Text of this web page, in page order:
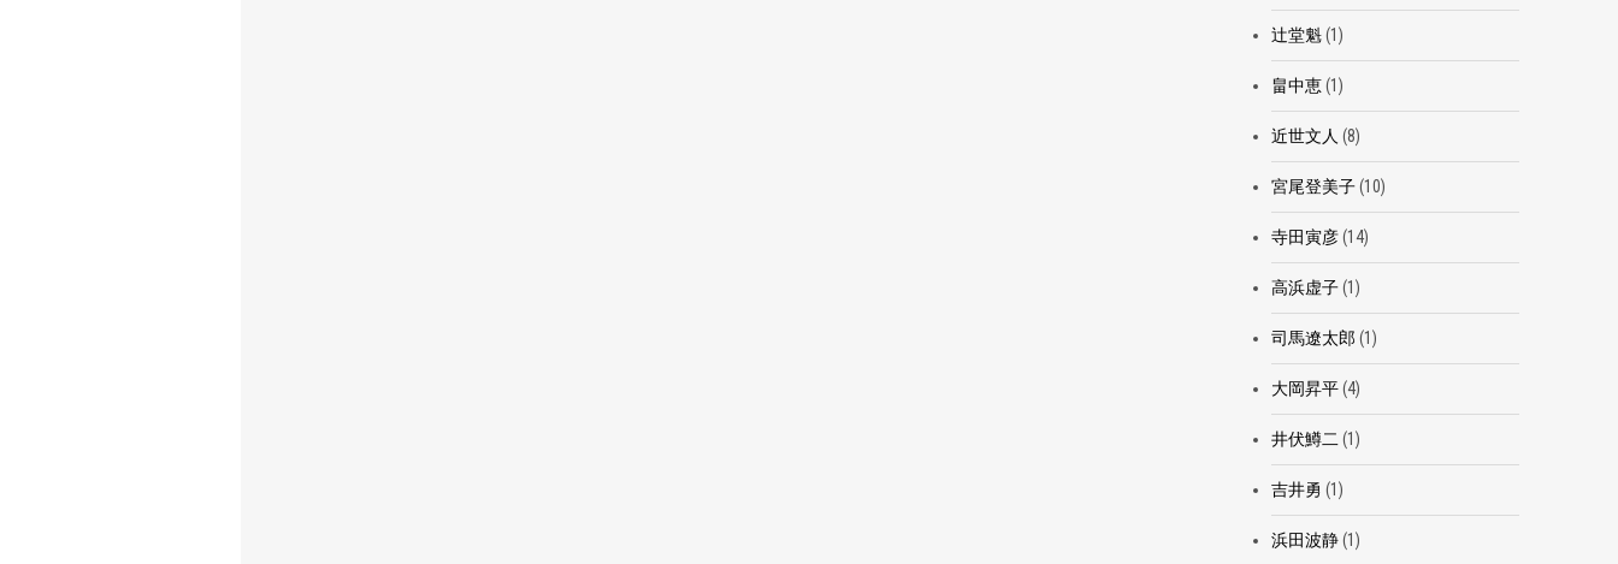
辻堂魁(1)
畠中恵(1)
近世文人 (8)
宮尾登美子(10)
寺田寅彦(14)
高浜虚子(1)
司馬遼太郎 (1)
大岡昇平(4)
井伏鱒二 (1)
吉井勇 (1)
浜田波静(1)